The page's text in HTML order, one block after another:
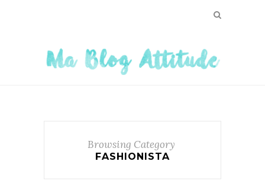
Browsing Category
FASHIONISTA